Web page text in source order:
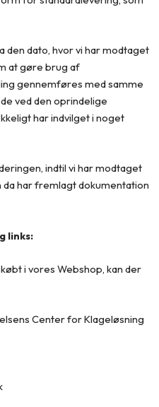
den dato, hvor vi har modtaget
at gøre brug af
gennemføres med samme
ved den oprindelige
har indvilget i noget
indtil vi har modtaget
har fremlagt dokumentation
links:
i vores Webshop, kan der
Center for Klageløsning